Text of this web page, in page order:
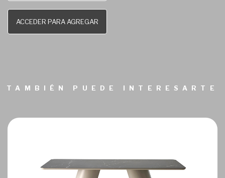
ACCEDER PARA AGREGAR
TAMBIÉN PUEDE INTERESARTE